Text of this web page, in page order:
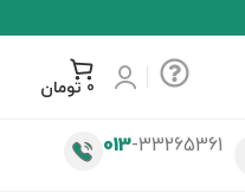
0 تومان
013-33265361